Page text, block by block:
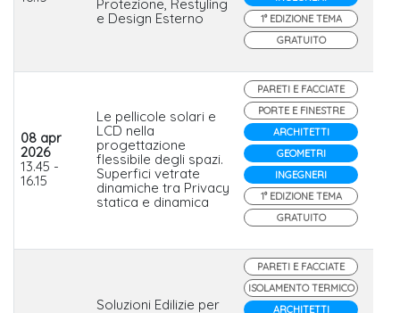
Protezione, Restyling
e Design Esterno
1° EDIZIONE TEMA
GRATUITO
08 apr
2026
13.45 -
16.15
Le pellicole solari e
LCD nella
progettazione
flessibile degli spazi.
Superfici vetrate
dinamiche tra Privacy
statica e dinamica
PARETI E FACCIATE
PORTE E FINESTRE
ARCHITETTI
GEOMETRI
INGEGNERI
1° EDIZIONE TEMA
GRATUITO
Soluzioni Edilizie per
PARETI E FACCIATE
ISOLAMENTO TERMICO
ARCHITETTI